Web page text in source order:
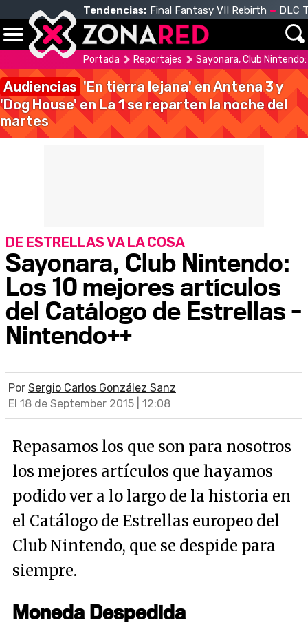
Tendencias: Final Fantasy VII Rebirth DLC
Portada Reportajes Sayonara, Club
Audiencias 'En tierra lejana' en Antena 3 y
'Dog House' en La 1 se reparten la noche del
martes
Sayonara, Club Nintendo:
Los 10 mejores artículos
del Catálogo de Estrellas -
Nintendo++
DE ESTRELLAS VA LA COSA
Por Sergio Carlos González Sanz
El 18 de September 2015 | 12:08
Repasamos los que son para nosotros
los mejores artículos que hayamos
podido ver a lo largo de la historia en
el Catálogo de Estrellas europeo del
Club Nintendo, que se despide para
siempre.
Moneda Despedida